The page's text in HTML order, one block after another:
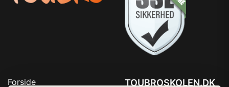
Forside TOUBROSKOLEN.DK